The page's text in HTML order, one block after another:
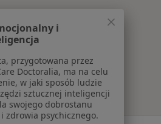
Najczęście leczone
i
przygotowana przez
Doctoralia, ma na celu
w jaki sposób ludzie
sztucznej inteligencji
swojego dobrostanu
zdrowia psychicznego.